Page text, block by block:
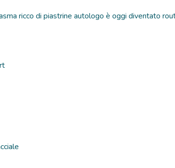
ricco di piastrine autologo è oggi diventato